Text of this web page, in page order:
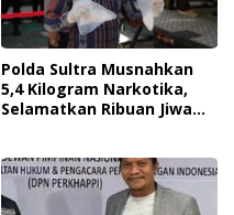
Polda Sultra Musnahkan
5,4 Kilogram Narkotika,
Selamatkan Ribuan Jiwa